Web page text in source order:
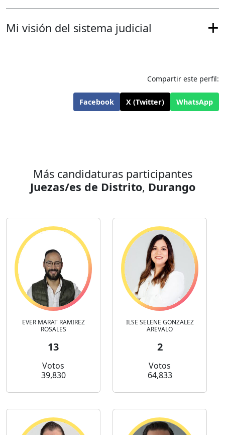
Mi visión del sistema judicial
Compartir este perfil:
Facebook X (Twitter) WhatsApp
Más candidaturas participantes
Juezas/es de Distrito, Durango
EVER MARAT RAMIREZ
ROSALES
13
Votos
39,830
ILSE SELENE GONZALEZ
AREVALO
2
Votos
64,833